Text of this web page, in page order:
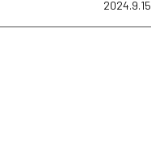
2024.9.15